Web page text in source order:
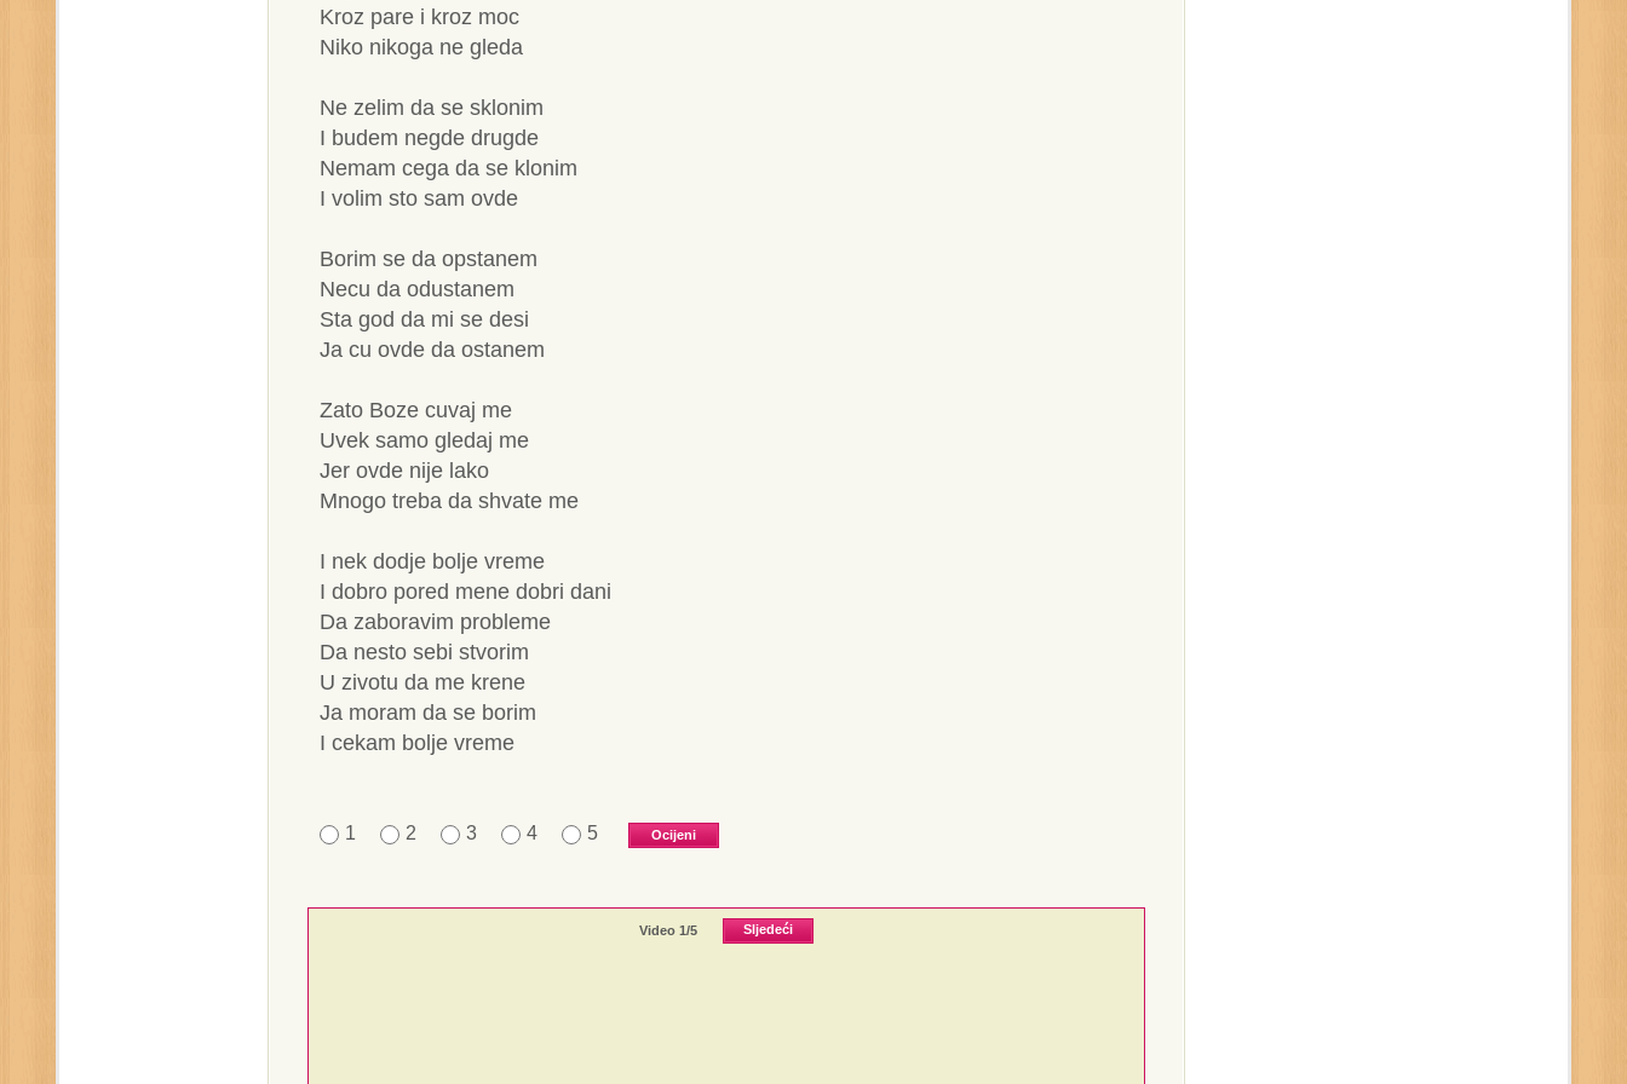
Kroz pare i kroz moc
Niko nikoga ne gleda
Ne zelim da se sklonim
I budem negde drugde
Nemam cega da se klonim
I volim sto sam ovde
Borim se da opstanem
Necu da odustanem
Sta god da mi se desi
Ja cu ovde da ostanem
Zato Boze cuvaj me
Uvek samo gledaj me
Jer ovde nije lako
Mnogo treba da shvate me
I nek dodje bolje vreme
I dobro pored mene dobri dani
Da zaboravim probleme
Da nesto sebi stvorim
U zivotu da me krene
Ja moram da se borim
I cekam bolje vreme
1 2 3 4 5
Video 1/5